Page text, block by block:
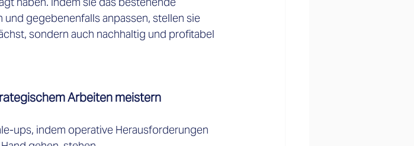
gegebenenfalls anpassen, stellen sie
sondern auch nachhaltig und profitabel
Arbeiten meistern
ups, indem operative Herausforderungen